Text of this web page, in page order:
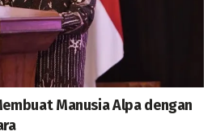
Manusia Alpa dengan